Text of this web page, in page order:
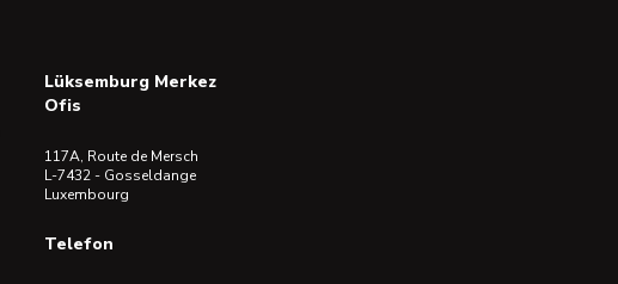
Lüksemburg Merkez
Ofis
117A, Route de Mersch
L-7432 - Gosseldange
Luxembourg
Telefon